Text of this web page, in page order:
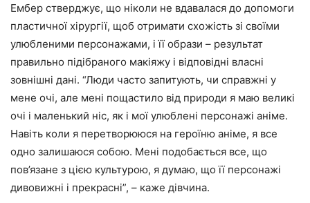
Ембер стверджує, що ніколи не вдавалася до допомоги
пластичної хірургії, щоб отримати схожість зі своїми
улюбленими персонажами, і її образи – результат
правильно підібраного макіяжу і відповідні власні
зовнішні дані. “Люди часто запитують, чи справжні у
мене очі, але мені пощастило від природи я маю великі
очі і маленький ніс, як і мої улюблені персонажі аніме.
Навіть коли я перетворююся на героїню аніме, я все
одно залишаюся собою. Мені подобається все, що
пов’язане з цією культурою, я думаю, що її персонажі
дивовижні і прекрасні”, – каже дівчина.